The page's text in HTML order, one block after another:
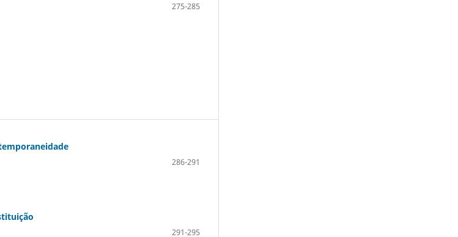
275-285
286-291
291-295